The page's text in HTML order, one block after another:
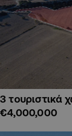
3 τουριστικά
€4,000,000